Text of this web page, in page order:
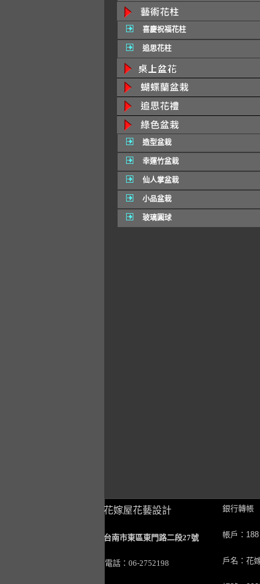
喜慶祝福花柱
追思花柱
造型盆栽
幸運竹盆栽
仙人掌盆栽
小品盆栽
玻璃圓球
花嫁屋花藝設計
台南市東區東門路二段27號
電話：06-2752198
銀行轉帳
帳戶：
戶名：花